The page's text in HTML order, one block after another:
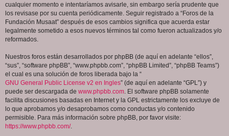
cualquier momento e intentaríamos avisarle, sin embargo sería prudente que
los revisase por su cuenta periódicamente. Seguir registrado a “Foros de la
Fundación Musaat” después de esos cambios significa que acuerda estar
legalmente sometido a esos nuevos términos tal como fueron actualizados y/o
reformados.
Nuestros foros están desarrollados por phpBB (de aquí en adelante “ellos”,
“sus”, “software phpBB”, “www.phpbb.com”, “phpBB Limited”, “phpBB Teams”)
el cual es una solución de foros liberada bajo la “
GNU General Public License v2 en Ingles” (de aquí en adelante “GPL”) y
puede ser descargada de www.phpbb.com. El software phpBB solamente
facilita discusiones basadas en Internet y la GPL estrictamente los excluye de
lo que aprobamos y/o desaprobamos como conductas y/o contenido
permisible. Para más información sobre phpBB, por favor visite:
https://www.phpbb.com/.